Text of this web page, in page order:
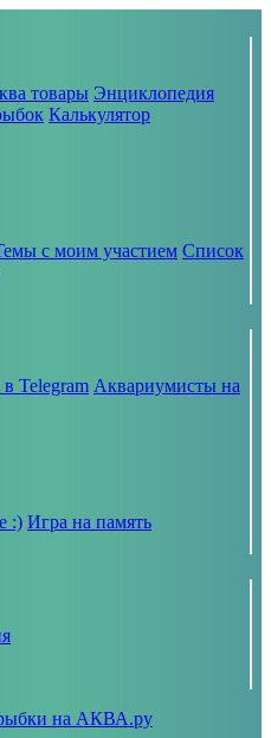
товары Энциклопедия
Калькулятор
с моим участием Список
в Telegram Аквариумисты на
:) Игра на память